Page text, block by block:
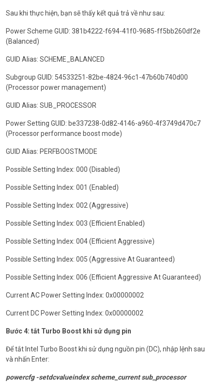
Sau khi thực hiện, bạn sẽ thấy kết quả trả về như sau:
Power Scheme GUID: 381b4222-f694-41f0-9685-ff5bb260df2e
(Balanced)
GUID Alias: SCHEME_BALANCED
Subgroup GUID: 54533251-82be-4824-96c1-47b60b740d00
(Processor power management)
GUID Alias: SUB_PROCESSOR
Power Setting GUID: be337238-0d82-4146-a960-4f3749d470c7
(Processor performance boost mode)
GUID Alias: PERFBOOSTMODE
Possible Setting Index: 000 (Disabled)
Possible Setting Index: 001 (Enabled)
Possible Setting Index: 002 (Aggressive)
Possible Setting Index: 003 (Efficient Enabled)
Possible Setting Index: 004 (Efficient Aggressive)
Possible Setting Index: 005 (Aggressive At Guaranteed)
Possible Setting Index: 006 (Efficient Aggressive At Guaranteed)
Current AC Power Setting Index: 0x00000002
Current DC Power Setting Index: 0x00000002
Bước 4: tắt Turbo Boost khi sử dụng pin
Để tắt Intel Turbo Boost khi sử dụng nguồn pin (DC), nhập lệnh sau
và nhấn Enter:
powercfg -setdcvalueindex scheme_current sub_processor